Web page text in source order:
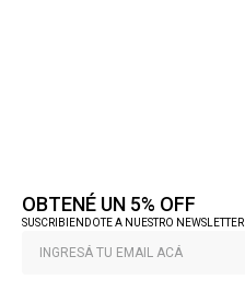
OBTENÉ UN 5% OFF
SUSCRIBIENDOTE A NUESTRO NEWSLETTER